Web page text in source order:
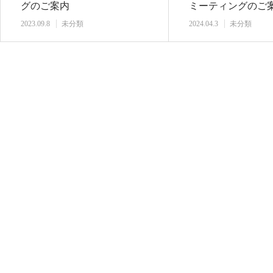
グのご案内
2023.09.8 未分類
ミーティングのご
2024.04.3 未分類